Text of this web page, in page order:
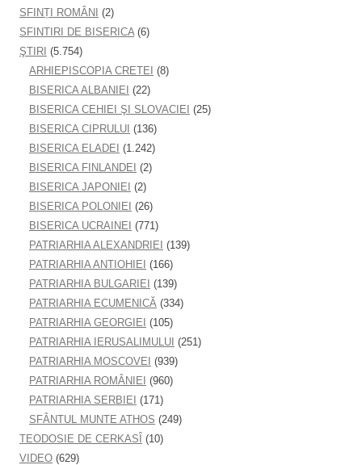
SFINȚI ROMÂNI (2)
SFINTIRI DE BISERICA(6)
ŞTIRI (5.754)
ARHIEPISCOPIA CRETEI (8)
BISERICA ALBANIEI (22)
BISERICA CEHIEI ŞI SLOVACIEI (25)
BISERICA CIPRULUI (136)
BISERICA ELADEI (1.242)
BISERICA FINLANDEI (2)
BISERICA JAPONIEI (2)
BISERICA POLONIEI (26)
BISERICA UCRAINEI (771)
PATRIARHIA ALEXANDRIEI (139)
PATRIARHIA ANTIOHIEI (166)
PATRIARHIA BULGARIEI (139)
PATRIARHIA ECUMENICĂ (334)
PATRIARHIA GEORGIEI (105)
PATRIARHIA IERUSALIMULUI (251)
PATRIARHIA MOSCOVEI (939)
PATRIARHIA ROMÂNIEI (960)
PATRIARHIA SERBIEI (171)
SFÂNTUL MUNTE ATHOS (249)
TEODOSIE DE CERKASÎ (10)
VIDEO (629)